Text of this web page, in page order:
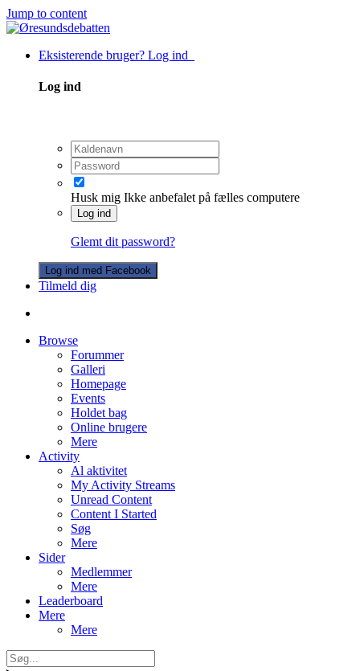
Jump to content
Eksisterende bruger? Log ind
Log ind
Husk mig Ikke anbefalet på fælles computere
Log ind
Glemt dit password?
Log ind med Facebook
Tilmeld dig
Browse
Forummer
Galleri
Homepage
Events
Holdet bag
Online brugere
Mere
Activity
Al aktivitet
My Activity Streams
Unread Content
Content I Started
Søg
Mere
Sider
Medlemmer
Mere
Leaderboard
Mere
Mere